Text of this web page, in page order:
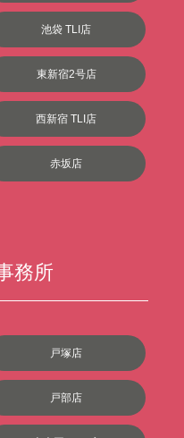
池袋 TLI店
東新宿2号店
西新宿 TLI店
赤坂店
務所
戸塚店
戸部店